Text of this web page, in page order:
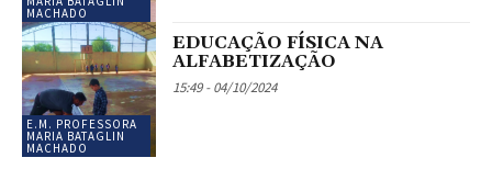
MACHADO
E.M. PROFESSORA
MARIA BATAGLIN
MACHADO
EDUCAÇÃO FÍSICA NA
ALFABETIZAÇÃO
15:49 - 04/10/2024